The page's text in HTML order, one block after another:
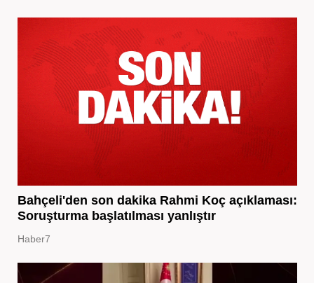
Bahçeli'den son dakika Rahmi Koç açıklaması:
Soruşturma başlatılması yanlıştır
Haber7